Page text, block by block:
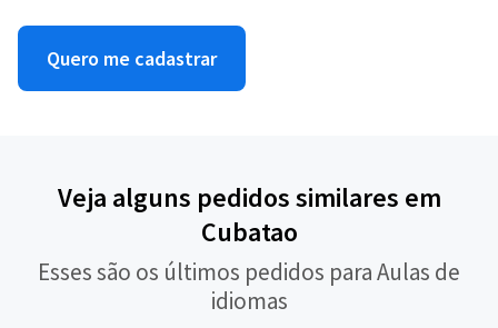
Quero me cadastrar
Veja alguns pedidos similares em
Cubatao
Esses são os últimos pedidos para Aulas de
idiomas